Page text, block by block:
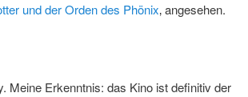
und der Orden des Phönix‚ angesehen.
Meine Erkenntnis: das Kino ist definitiv der